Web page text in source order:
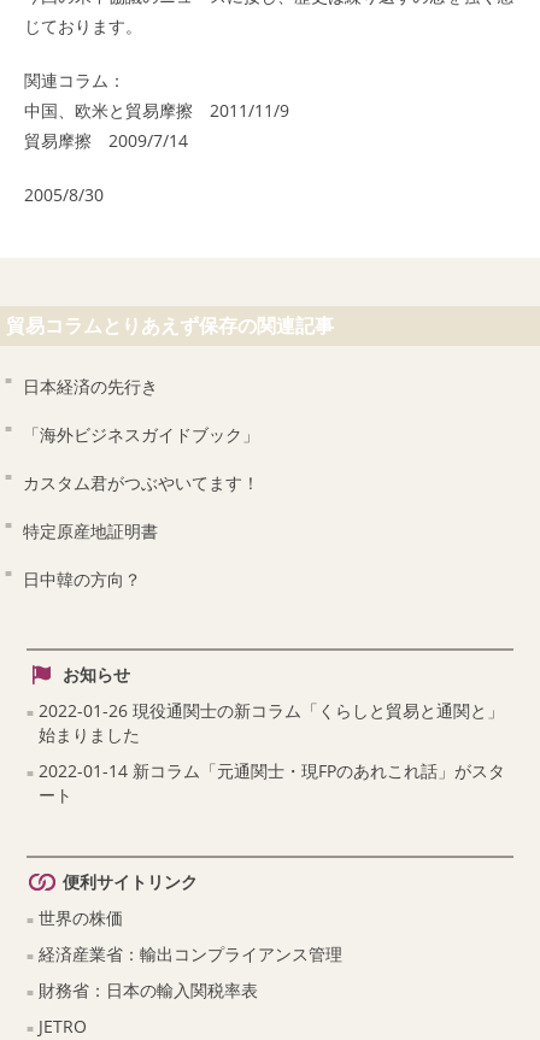
じております。
関連コラム：
中国、欧米と貿易摩擦 2011/11/9
貿易摩擦 2009/7/14
2005/8/30
貿易コラムとりあえず保存の関連記事
日本経済の先行き
「海外ビジネスガイドブック」
カスタム君がつぶやいてます！
特定原産地証明書
日中韓の方向？
お知らせ
2022-01-26 現役通関士の新コラム「くらしと貿易と通関と」
始まりました
2022-01-14 新コラム「元通関士・現FPのあれこれ話」がスタ
ート
便利サイトリンク
世界の株価
経済産業省：輸出コンプライアンス管理
財務省：日本の輸入関税率表
JETRO